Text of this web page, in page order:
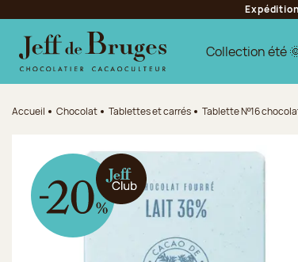
Aller au contenu principal
Aller au pied de page
Collection été
Accueil Chocolat Tablettes et carrés Tablette Nº16